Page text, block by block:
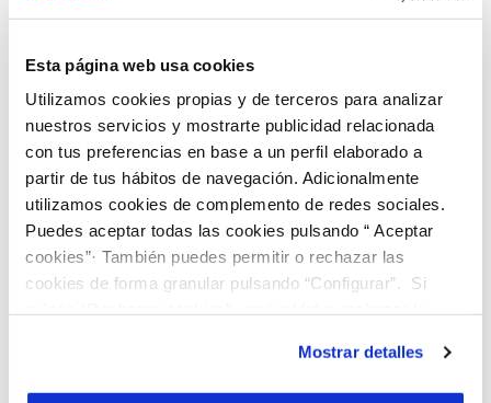
Esta página web usa cookies
Utilizamos cookies propias y de terceros para analizar
nuestros servicios y mostrarte publicidad relacionada
con tus preferencias en base a un perfil elaborado a
partir de tus hábitos de navegación. Adicionalmente
utilizamos cookies de complemento de redes sociales.
Puedes aceptar todas las cookies pulsando “ Aceptar
cookies”· También puedes permitir o rechazar las
cookies de forma granular pulsando “Configurar”. Si
son indispensables para que el sitio web funcione y que
por tanto no se pueden desactivar. Puedes consultar
Mostrar detalles
convenio de colaboración por la inclusión y
cuidado del medioambiente